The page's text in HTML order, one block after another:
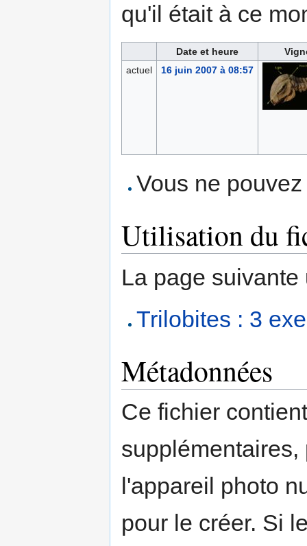
qu'il était à ce
Date et heure
actuel
16 juin 2007 à 08:57
Vous ne
Utilisation du
La page
Trilobites : 3
Métadonnées
Ce fichier
l'appareil photo
pour le créer. Si